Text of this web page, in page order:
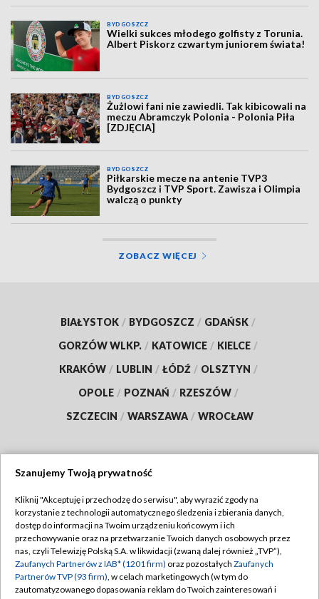
BYDGOSZCZ
Wielki sukces młodego golfisty z Torunia.
Albert Piskorz czwartym juniorem świata!
BYDGOSZCZ
Żużlowi fani nie zawiedli. Tak kibicowali na
meczu Abramczyk Polonia - Polonia Piła
[ZDJĘCIA]
BYDGOSZCZ
Piłkarskie mecze na antenie TVP3
Bydgoszcz i TVP Sport. Zawisza i Olimpia
walczą o punkty
ZOBACZ WIĘCEJ
BIAŁYSTOK / BYDGOSZCZ / GDAŃSK /
GORZÓW WLKP. / KATOWICE / KIELCE /
KRAKÓW / LUBLIN / ŁÓDŹ / OLSZTYN /
OPOLE / POZNAŃ / RZESZÓW /
SZCZECIN / WARSZAWA / WROCŁAW
TVP
Abonament TVP
Emisja w TVP
Centrum informacji TVP
Regulamin TVP
Polityka prywatności
Moje zgody
Szanujemy Twoją prywatność
Kliknij "Akceptuję i przechodzę do serwisu", aby wyrazić zgody na
korzystanie z technologii automatycznego śledzenia i zbierania danych,
dostęp do informacji na Twoim urządzeniu końcowym i ich
przechowywanie oraz na przetwarzanie Twoich danych osobowych przez
nas, czyli Telewizję Polską S.A. w likwidacji (zwaną dalej również „TVP”),
Zaufanych Partnerów z IAB* (1201 firm) oraz pozostałych Zaufanych
Partnerów TVP (93 firm), w celach marketingowych (w tym do
zautomatyzowanego dopasowania reklam do Twoich zainteresowań i